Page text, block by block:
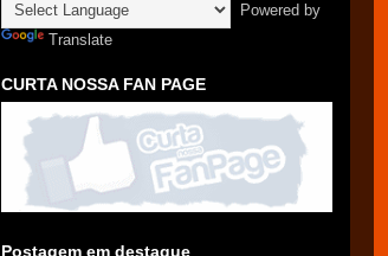
Powered by
Translate
CURTA NOSSA FAN PAGE
Postagem em destaque